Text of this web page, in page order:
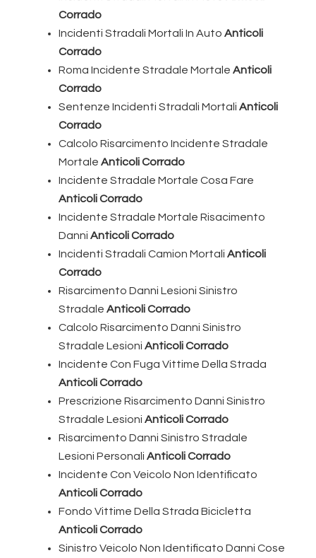
Corrado
Incidenti Stradali Mortali In AutoAnticoli
Corrado
Roma Incidente Stradale MortaleAnticoli
Corrado
Sentenze Incidenti Stradali MortaliAnticoli
Corrado
Calcolo Risarcimento Incidente Stradale
MortaleAnticoli Corrado
Incidente Stradale Mortale Cosa Fare
Anticoli Corrado
Incidente Stradale Mortale Risacimento
DanniAnticoli Corrado
Incidenti Stradali Camion MortaliAnticoli
Corrado
Risarcimento Danni Lesioni Sinistro
StradaleAnticoli Corrado
Calcolo Risarcimento Danni Sinistro
Stradale LesioniAnticoli Corrado
Incidente Con Fuga Vittime Della Strada
Anticoli Corrado
Prescrizione Risarcimento Danni Sinistro
Stradale LesioniAnticoli Corrado
Risarcimento Danni Sinistro Stradale
Lesioni PersonaliAnticoli Corrado
Incidente Con Veicolo Non Identificato
Anticoli Corrado
Fondo Vittime Della Strada Bicicletta
Anticoli Corrado
Sinistro Veicolo Non Identificato Danni Cose